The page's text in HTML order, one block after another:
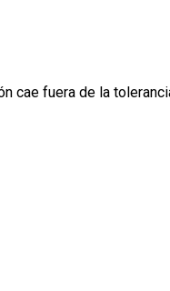
cae fuera de la